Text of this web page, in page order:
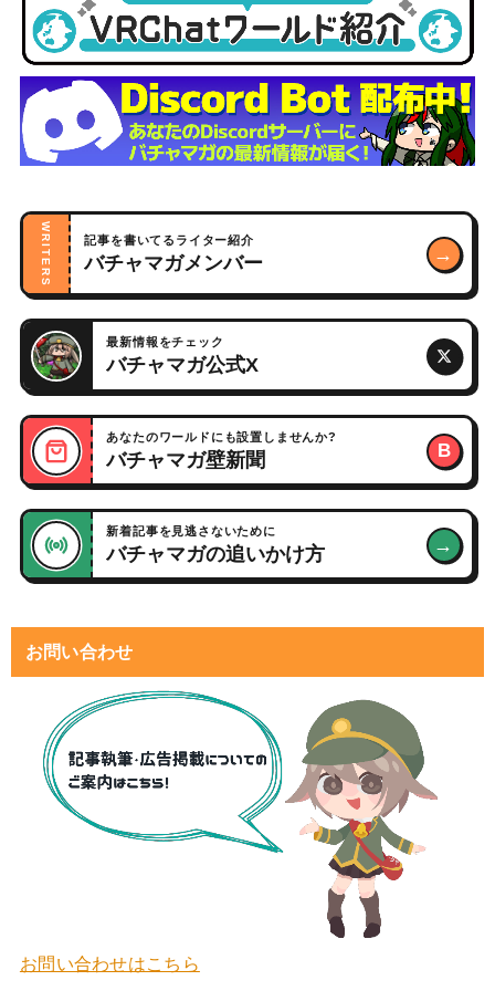
WRITERS 記事を書いてるライター紹介
バチャマガメンバー →
最新情報をチェック
バチャマガ公式X
あなたのワールドにも設置しませんか?
バチャマガ壁新聞 B
新着記事を見逃さないために
バチャマガの追いかけ方 →
お問い合わせ
お問い合わせはこちら